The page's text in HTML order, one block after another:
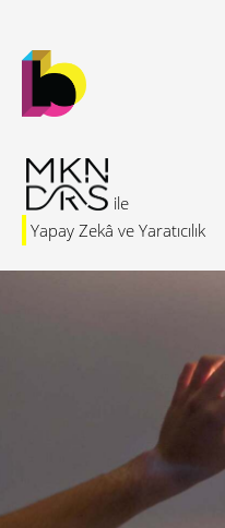
Yapay Zekâ ve Yaratıcılık